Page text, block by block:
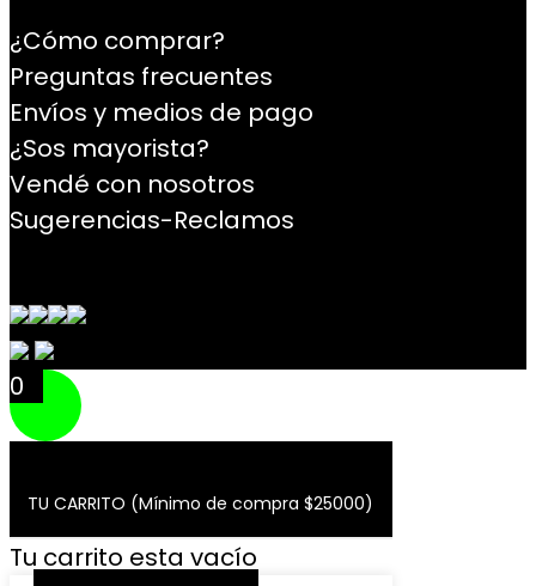
¿Cómo comprar?
Preguntas frecuentes
Envíos y medios de pago
¿Sos mayorista?
Vendé con nosotros
Sugerencias-Reclamos
0
TU CARRITO (Mínimo de compra $25000)
Tu carrito esta vacío